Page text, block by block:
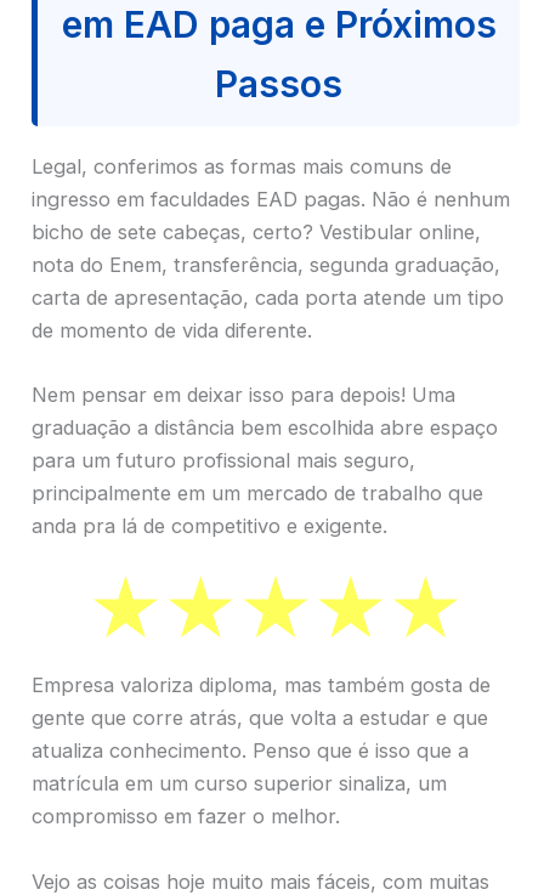
em EAD paga e Próximos
Passos
Legal, conferimos as formas mais comuns de
ingresso em faculdades EAD pagas. Não é nenhum
bicho de sete cabeças, certo? Vestibular online,
nota do Enem, transferência, segunda graduação,
carta de apresentação, cada porta atende um tipo
de momento de vida diferente.
Nem pensar em deixar isso para depois! Uma
graduação a distância bem escolhida abre espaço
para um futuro profissional mais seguro,
principalmente em um mercado de trabalho que
anda pra lá de competitivo e exigente.
Empresa valoriza diploma, mas também gosta de
gente que corre atrás, que volta a estudar e que
atualiza conhecimento. Penso que é isso que a
matrícula em um curso superior sinaliza, um
compromisso em fazer o melhor.
Vejo as coisas hoje muito mais fáceis, com muitas